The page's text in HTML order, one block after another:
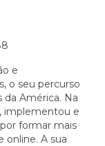
e
o seu percurso
da América. Na
implementou e
formar mais
online. A sua